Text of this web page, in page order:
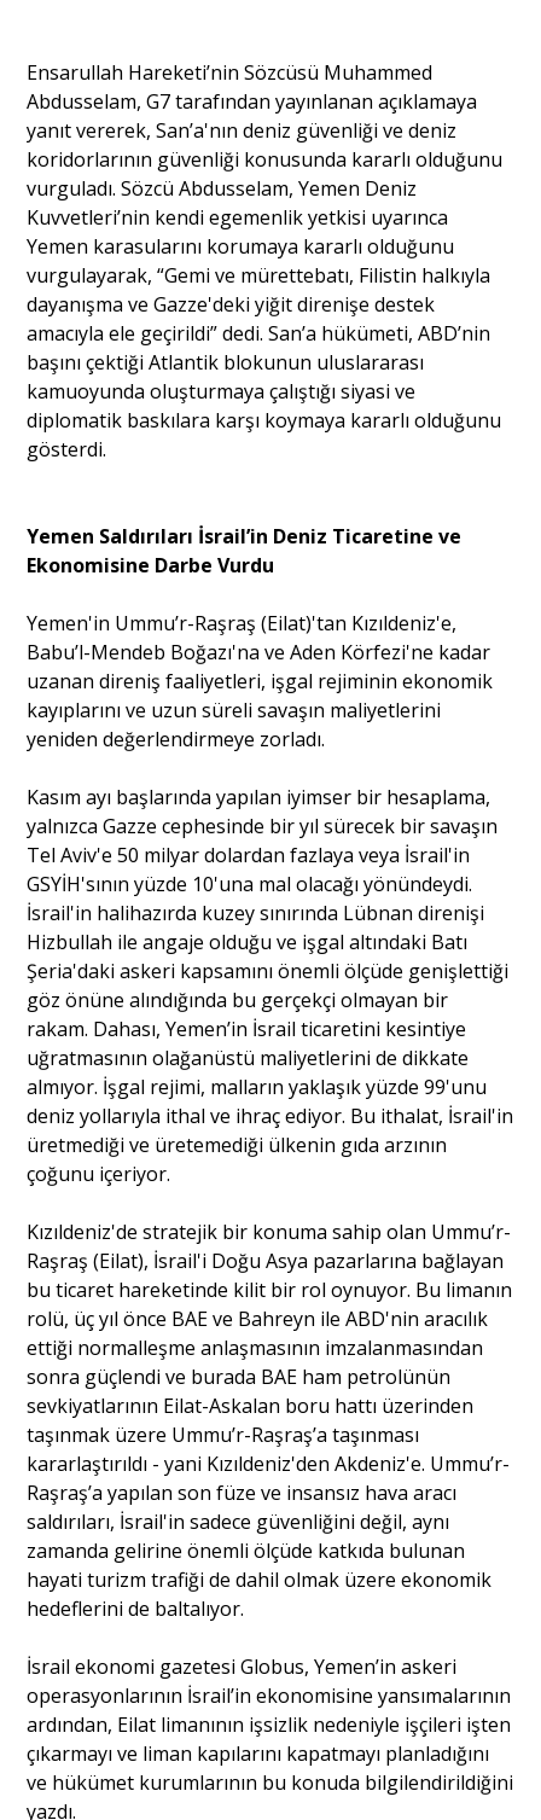
Ensarullah Hareketi’nin Sözcüsü Muhammed
Abdusselam, G7 tarafından yayınlanan açıklamaya
yanıt vererek, San’a'nın deniz güvenliği ve deniz
koridorlarının güvenliği konusunda kararlı olduğunu
vurguladı. Sözcü Abdusselam, Yemen Deniz
Kuvvetleri’nin kendi egemenlik yetkisi uyarınca
Yemen karasularını korumaya kararlı olduğunu
vurgulayarak, “Gemi ve mürettebatı, Filistin halkıyla
dayanışma ve Gazze'deki yiğit direnişe destek
amacıyla ele geçirildi” dedi. San’a hükümeti, ABD’nin
başını çektiği Atlantik blokunun uluslararası
kamuoyunda oluşturmaya çalıştığı siyasi ve
diplomatik baskılara karşı koymaya kararlı olduğunu
gösterdi.
Yemen Saldırıları İsrail’in Deniz Ticaretine ve
Ekonomisine Darbe Vurdu
Yemen'in Ummu’r-Raşraş (Eilat)'tan Kızıldeniz'e,
Babu’l-Mendeb Boğazı'na ve Aden Körfezi'ne kadar
uzanan direniş faaliyetleri, işgal rejiminin ekonomik
kayıplarını ve uzun süreli savaşın maliyetlerini
yeniden değerlendirmeye zorladı.
Kasım ayı başlarında yapılan iyimser bir hesaplama,
yalnızca Gazze cephesinde bir yıl sürecek bir savaşın
Tel Aviv'e 50 milyar dolardan fazlaya veya İsrail'in
GSYİH'sının yüzde 10'una mal olacağı yönündeydi.
İsrail'in halihazırda kuzey sınırında Lübnan direnişi
Hizbullah ile angaje olduğu ve işgal altındaki Batı
Şeria'daki askeri kapsamını önemli ölçüde genişlettiği
göz önüne alındığında bu gerçekçi olmayan bir
rakam. Dahası, Yemen’in İsrail ticaretini kesintiye
uğratmasının olağanüstü maliyetlerini de dikkate
almıyor. İşgal rejimi, malların yaklaşık yüzde 99'unu
deniz yollarıyla ithal ve ihraç ediyor. Bu ithalat, İsrail'in
üretmediği ve üretemediği ülkenin gıda arzının
çoğunu içeriyor.
Kızıldeniz'de stratejik bir konuma sahip olan Ummu’r-
Raşraş (Eilat), İsrail'i Doğu Asya pazarlarına bağlayan
bu ticaret hareketinde kilit bir rol oynuyor. Bu limanın
rolü, üç yıl önce BAE ve Bahreyn ile ABD'nin aracılık
ettiği normalleşme anlaşmasının imzalanmasından
sonra güçlendi ve burada BAE ham petrolünün
sevkiyatlarının Eilat-Askalan boru hattı üzerinden
taşınmak üzere Ummu’r-Raşraş’a taşınması
kararlaştırıldı - yani Kızıldeniz'den Akdeniz'e. Ummu’r-
Raşraş’a yapılan son füze ve insansız hava aracı
saldırıları, İsrail'in sadece güvenliğini değil, aynı
zamanda gelirine önemli ölçüde katkıda bulunan
hayati turizm trafiği de dahil olmak üzere ekonomik
hedeflerini de baltalıyor.
İsrail ekonomi gazetesi Globus, Yemen’in askeri
operasyonlarının İsrail’in ekonomisine yansımalarının
ardından, Eilat limanının işsizlik nedeniyle işçileri işten
çıkarmayı ve liman kapılarını kapatmayı planladığını
ve hükümet kurumlarının bu konuda bilgilendirildiğini
yazdı.